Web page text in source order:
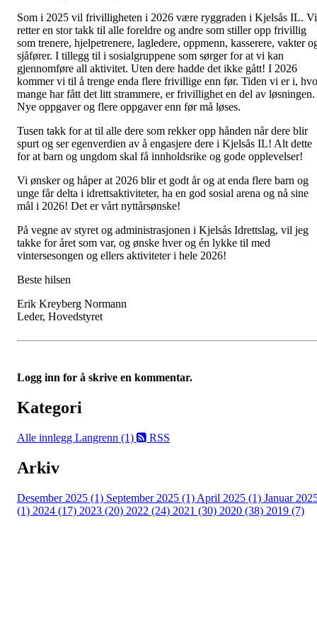
Som i 2025 vil frivilligheten i 2026 være ryggraden i Kjelsås IL. Vi
retter en stor takk til alle foreldre og andre som stiller opp frivillig
som trenere, hjelpetrenere, lagledere, oppmenn, kasserere, vakter
sjåfører. I tillegg til i sosialgruppene som sørger for at vi kan
gjennomføre all aktivitet. Uten dere hadde det ikke gått! I 2026
kommer vi til å trenge enda flere frivillige enn før. Tiden vi er i,
mange har fått det litt strammere, er frivillighet en del av løsningen.
Nye oppgaver og flere oppgaver enn før må løses.
Tusen takk for at til alle dere som rekker opp hånden når dere blir
spurt og ser egenverdien av å engasjere dere i Kjelsås IL! Alt dette
for at barn og ungdom skal få innholdsrike og gode opplevelser!
Vi ønsker og håper at 2026 blir et godt år og at enda flere barn og
unge får delta i idrettsaktiviteter, ha en god sosial arena og nå sine
mål i 2026! Det er vårt nyttårsønske!
På vegne av styret og administrasjonen i Kjelsås Idrettslag, vil jeg
takke for året som var, og ønske hver og én lykke til med
vintersesongen og ellers aktiviteter i hele 2026!
Beste hilsen
Erik Kreyberg Normann
Leder, Hovedstyret
Logg inn for å skrive en kommentar.
Kategori
Alle innlegg Langrenn (1) RSS
Arkiv
Desember 2025 (1) September 2025 (1) April 2025 (1) Januar
(1) 2024 (17) 2023 (20) 2022 (24) 2021 (30) 2020 (38) 2019 (7)